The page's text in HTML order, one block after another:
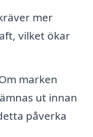
mer
vilket ökar
marken
ut innan
påverka